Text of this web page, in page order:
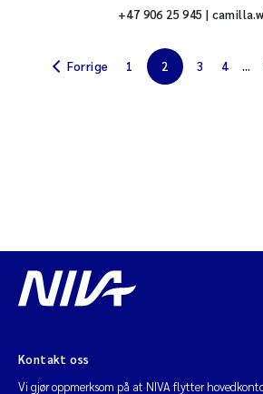
Vannplanter
Fornybar energi
Samlet miljøpåvirkning
Urbant miljø
+47 906 25 945 |
Forrige 1 2 3 4 ...
Kontakt oss
Vi gjør oppmerksom på at NIVA flytter